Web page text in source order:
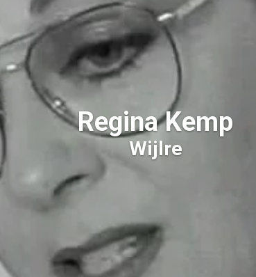
Regina Kemp
Wijlre